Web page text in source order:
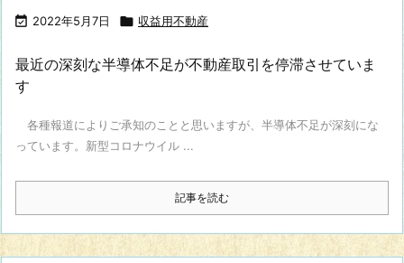
 2022年5月7日  収益用不動産
最近の深刻な半導体不足が不動産取引を停滞させていま
す
各種報道によりご承知のことと思いますが、半導体不足が深刻にな
っています。新型コロナウイル ...
記事を読む